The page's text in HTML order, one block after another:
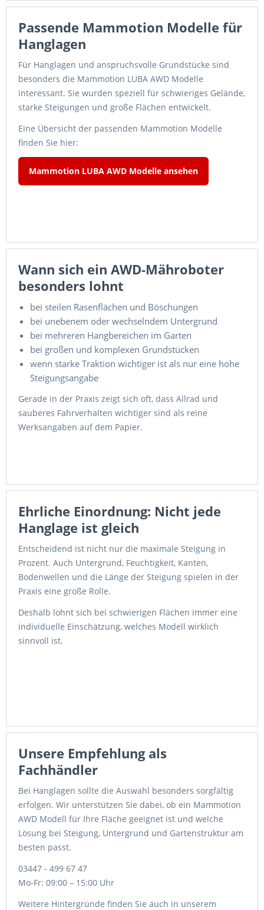
Passende Mammotion Modelle für
Hanglagen
Für Hanglagen und anspruchsvolle Grundstücke sind
besonders die Mammotion LUBA AWD Modelle
interessant. Sie wurden speziell für schwieriges Gelände,
starke Steigungen und große Flächen entwickelt.
Eine Übersicht der passenden Mammotion Modelle
finden Sie hier:
Mammotion LUBA AWD Modelle ansehen
Wann sich ein AWD-Mähroboter
besonders lohnt
bei steilen Rasenflächen und Böschungen
bei unebenem oder wechselndem Untergrund
bei mehreren Hangbereichen im Garten
bei großen und komplexen Grundstücken
wenn starke Traktion wichtiger ist als nur eine hohe
Steigungsangabe
Gerade in der Praxis zeigt sich oft, dass Allrad und
sauberes Fahrverhalten wichtiger sind als reine
Werksangaben auf dem Papier.
Ehrliche Einordnung: Nicht jede
Hanglage ist gleich
Entscheidend ist nicht nur die maximale Steigung in
Prozent. Auch Untergrund, Feuchtigkeit, Kanten,
Bodenwellen und die Länge der Steigung spielen in der
Praxis eine große Rolle.
Deshalb lohnt sich bei schwierigen Flächen immer eine
individuelle Einschätzung, welches Modell wirklich
sinnvoll ist.
Unsere Empfehlung als
Fachhändler
Bei Hanglagen sollte die Auswahl besonders sorgfältig
erfolgen. Wir unterstützen Sie dabei, ob ein Mammotion
AWD Modell für Ihre Fläche geeignet ist und welche
Lösung bei Steigung, Untergrund und Gartenstruktur am
besten passt.
03447 - 499 67 47
Mo-Fr: 09:00 – 15:00 Uhr
Weitere Hintergründe finden Sie auch in unserem